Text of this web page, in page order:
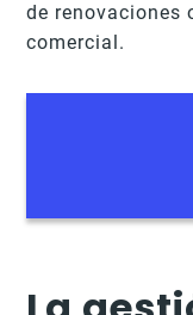
de renovaciones
comercial.